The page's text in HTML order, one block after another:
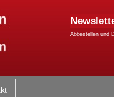
Abbestellen und